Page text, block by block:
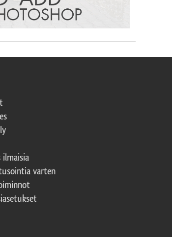
ilmaisia
varten